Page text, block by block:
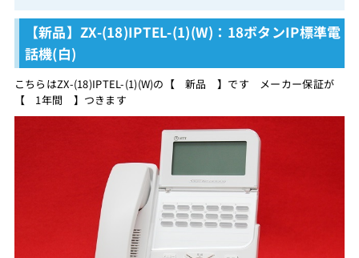
【新品】ZX-(18)IPTEL-(1)(W)：18ボタンIP標準電
話機(白)
こちらはZX-(18)IPTEL-(1)(W)の【 新品 】です メーカー保証が
【 1年間 】つきます